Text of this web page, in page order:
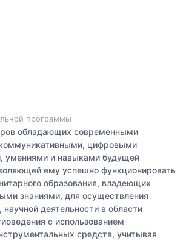
программы
обладающих современными
цифровыми
умениями и навыками будущей
ему успешно функционировать
образования, владеющих
знаниями, для осуществления
научной деятельности в области
с использованием
средств, учитывая